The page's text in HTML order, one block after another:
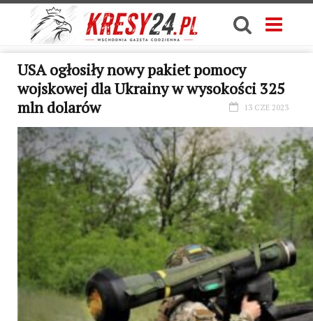
USA ogłosiły nowy pakiet pomocy
wojskowej dla Ukrainy w wysokości 325
mln dolarów
13 CZE 2023